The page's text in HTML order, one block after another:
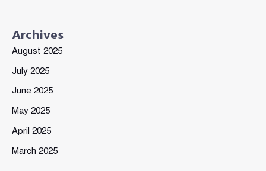
Archives
August 2025
July 2025
June 2025
May 2025
April 2025
March 2025